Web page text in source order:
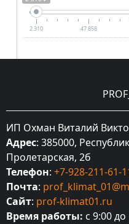
2 310 47 858
ИП Охман Виталий
Адрес: 385000,
Пролетарская, 2б
Телефон: +7-928-211-61-
Почта:
Сайт: prof-klimat01.ru
Время работы: с 9:00 до